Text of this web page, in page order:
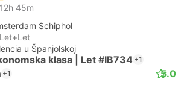
12h 45m
Schiphol
u Španjolskoj
klasa | Let #IB734 +1
+1 5.0